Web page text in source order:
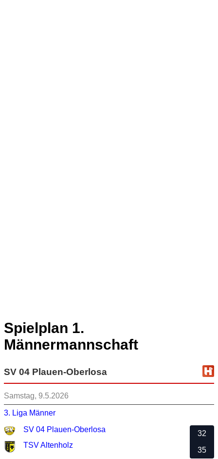
Spielplan 1.
Männermannschaft
SV 04 Plauen-Oberlosa
Samstag, 9.5.2026
3. Liga Männer
SV 04 Plauen-Oberlosa
TSV Altenholz
32
35